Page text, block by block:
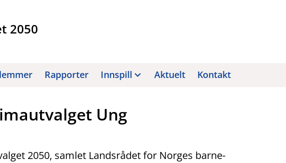
2050
Rapporter Innspill Aktuelt Kontakt
Ung
2050, samlet Landsrådet for Norges barne-